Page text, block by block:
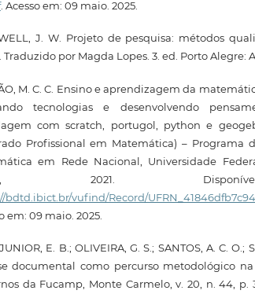
. Acesso em: 09 maio. 2025.
J. W. Projeto de pesquisa: métodos
Traduzido por Magda Lopes. 3. ed. Porto Alegre:
M. C. C. Ensino e aprendizagem da
tecnologias e desenvolvendo
com scratch, portugol, python e
Profissional em Matemática) – Programa
em Rede Nacional, Universidade
2021.
bdtd.ibict.br/vufind/Record/
em: 09 maio. 2025.
E. B.; OLIVEIRA, G. S.; SANTOS, A. C. O.;
documental como percurso metodológico
da Fucamp, Monte Carmelo, v. 20, n. 44, p.